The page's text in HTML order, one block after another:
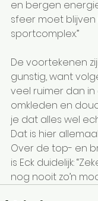
en bergen
sfeer moet
sportcomplex.”
De voortekenen
gunstig, want
veel ruimer dan
omkleden en
je dat alles wel
Dat is hier
Over de top- en
is Eck duidelijk:
nog nooit zo’n